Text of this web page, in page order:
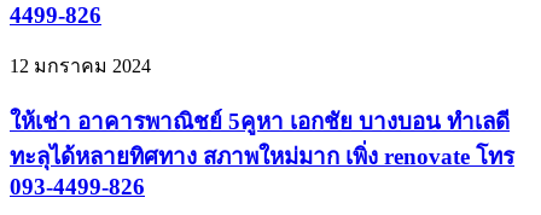
4499-826
12 มกราคม 2024
ให้เช่า อาคารพาณิชย์ 5คูหา เอกชัย บางบอน ทำเลดี
ทะลุได้หลายทิศทาง สภาพใหม่มาก เพิ่ง renovate โทร
093-4499-826